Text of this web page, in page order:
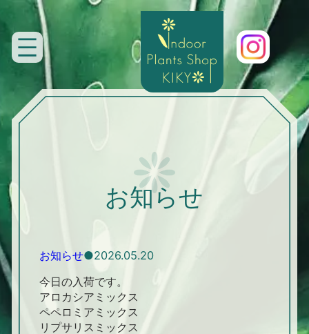
ス
ッ
お知らせ
お知らせ
2026.05.20
今日の入荷です。
アロカシアミックス
ペペロミアミックス
リプサリスミックス